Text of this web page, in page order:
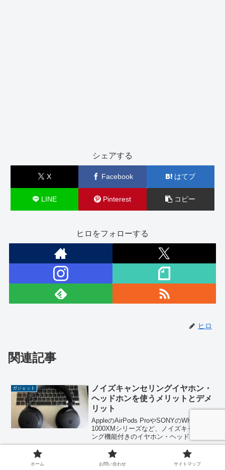
シェアする
X Facebook はてブ
LINE Pinterest コピー
ヒロをフォローする
ヒロ
関連記事
ガジェット
ノイズキャンセリングイヤホン・
ヘッドホンを使うメリットとデメ
リット
AppleのAirPods ProやSONYのWH-
1000XMシリーズなど、ノイズキャンセリ
ング機能付きのイヤホン・ヘッドホンは
人気になっている。外音を遮断してくれ
るノイズキャンセリング機能があるイヤ
ホンやヘッドホンは、僕も便利だと感じ
ガジェット
ボロボロになったagのヘッドホン
ホーム お問い合わせ サイトマップ